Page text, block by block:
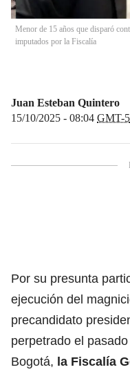
Menor de 15 años que disparó
imputados por la Fiscalía
Juan Esteban Quintero
15/10/2025 - 08:04 GMT-5
Por su presunta
ejecución del
precandidato
perpetrado el
Bogotá, la Fiscalía